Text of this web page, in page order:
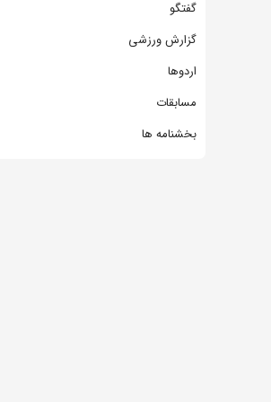
گفتگو
گزارش ورزشی
اردوها
مسابقات
بخشنامه ها